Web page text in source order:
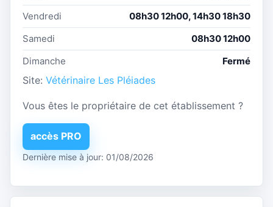
Vendredi
08h30 12h00, 14h30 18h30
Samedi
08h30 12h00
Dimanche
Fermé
Site: Vétérinaire Les Pléiades
Vous êtes le propriétaire de cet établissement ?
accès PRO
Dernière mise à jour: 01/08/2026